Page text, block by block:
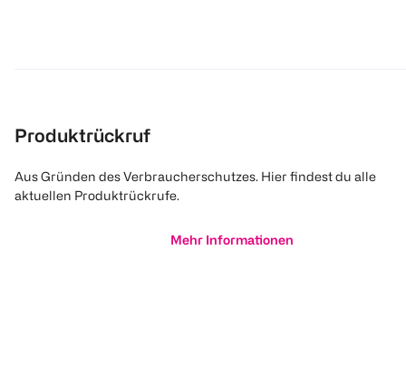
Produktrückruf
Aus Gründen des Verbraucherschutzes. Hier findest du alle
aktuellen Produktrückrufe.
Mehr Informationen